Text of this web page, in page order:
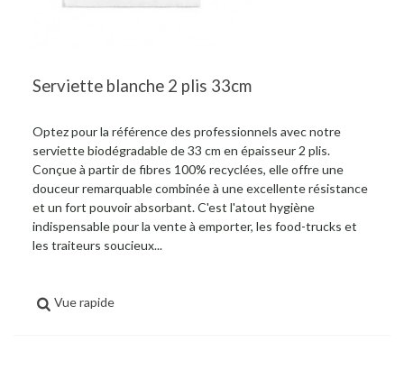
Serviette blanche 2 plis 33cm
Optez pour la référence des professionnels avec notre
serviette biodégradable de 33 cm en épaisseur 2 plis.
Conçue à partir de fibres 100% recyclées, elle offre une
douceur remarquable combinée à une excellente résistance
et un fort pouvoir absorbant. C'est l'atout hygiène
indispensable pour la vente à emporter, les food-trucks et
les traiteurs soucieux...
Vue rapide